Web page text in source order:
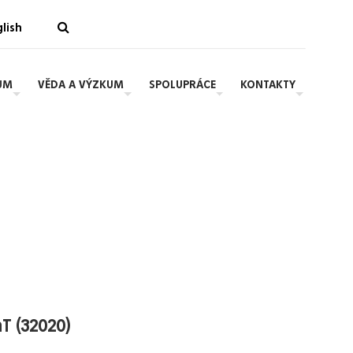
VĚDA A VÝZKUM SPOLUPRÁCE KONTAKTY
(32020)